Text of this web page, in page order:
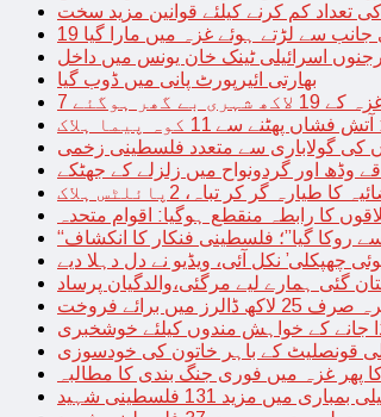
کی تعداد کم کرنے کیلئے قوانین مزید سخت
جانب سے لڑتے ہوئے غزہ میں مارا گیا
بھارتی ائیرپورٹ پانی میں ڈوب گیا
بے گھر ہوگئے
فشاں پھٹنے سے 11 کوہ پیما ہلاک
کی گولاباری سے متعدد فلسطینی زخمی
وڈھ اور گردونواح میں زلزلے کے جھٹکے
کا طیارہ گر کر تباہ، 2پائلٹس ہلاک
کا رابطہ منقطع ہوگیا: اقوام متحدہ
روکا گیا”؛ فلسطینی فنکار کا انکشاف
چھپکلی’ نکل آئی، ویڈیو نے دل دہلا دیے
گئی ہمارے لیے مرگئی،والدگیان پرساد
برائے فروخت
جانے کے خواہش مندوں کیلئے خوشخبری
قونصلیٹ کے باہر خاتون کی خودسوزی
پھر غزہ میں فوری جنگ بندی کا مطالبہ
میں مزید 131 فلسطینی شہید